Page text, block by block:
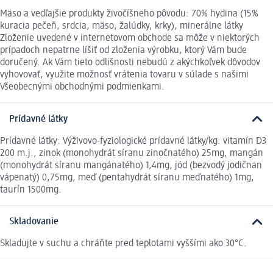
Mäso a vedľajšie produkty živočíšneho pôvodu: 70% hydina (15%
kuracia pečeň, srdcia, mäso, žalúdky, krky), minerálne látky
Zloženie uvedené v internetovom obchode sa môže v niektorých
prípadoch nepatrne líšiť od zloženia výrobku, ktorý Vám bude
doručený. Ak Vám tieto odlišnosti nebudú z akýchkoľvek dôvodov
vyhovovať, využite možnosť vrátenia tovaru v súlade s našimi
Všeobecnými obchodnými podmienkami.
Prídavné látky
Prídavné látky: Výživovo-fyziologické prídavné látky/kg: vitamín D3
200 m.j., zinok (monohydrát síranu zinočnatého) 25mg, mangán
(monohydrát síranu mangánatého) 1,4mg, jód (bezvodý jodičnan
vápenatý) 0,75mg, meď (pentahydrát síranu meďnatého) 1mg,
taurín 1500mg.
Skladovanie
Skladujte v suchu a chráňte pred teplotami vyššími ako 30°C.